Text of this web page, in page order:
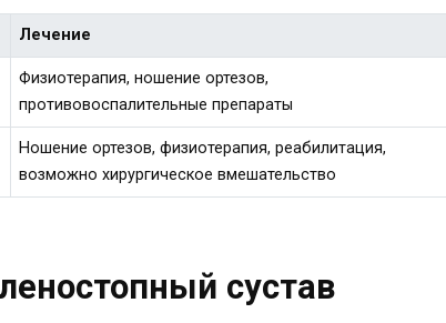
Лечение
Физиотерапия, ношение ортезов,
противовоспалительные препараты
Ношение ортезов, физиотерапия, реабилитация,
возможно хирургическое вмешательство
сустав